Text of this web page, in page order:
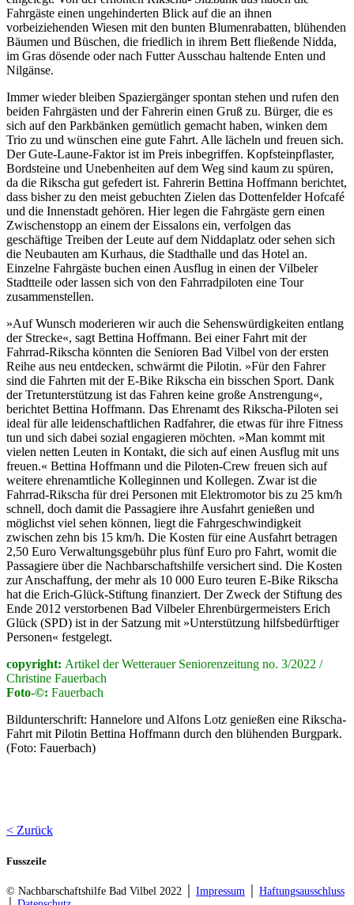
Fahrgäste einen ungehinderten Blick auf die an ihnen
vorbeiziehenden Wiesen mit den bunten Blumenrabatten, blühenden
Bäumen und Büschen, die friedlich in ihrem Bett fließende Nidda,
im Gras dösende oder nach Futter Ausschau haltende Enten und
Nilgänse.
Immer wieder bleiben Spaziergänger spontan stehen und rufen den
beiden Fahrgästen und der Fahrerin einen Gruß zu. Bürger, die es
sich auf den Parkbänken gemütlich gemacht haben, winken dem
Trio zu und wünschen eine gute Fahrt. Alle lächeln und freuen sich.
Der Gute-Laune-Faktor ist im Preis inbegriffen. Kopfsteinpflaster,
Bordsteine und Unebenheiten auf dem Weg sind kaum zu spüren,
da die Rikscha gut gefedert ist. Fahrerin Bettina Hoffmann berichtet,
dass bisher zu den meist gebuchten Zielen das Dottenfelder Hofcafé
und die Innenstadt gehören. Hier legen die Fahrgäste gern einen
Zwischenstopp an einem der Eissalons ein, verfolgen das
geschäftige Treiben der Leute auf dem Niddaplatz oder sehen sich
die Neubauten am Kurhaus, die Stadthalle und das Hotel an.
Einzelne Fahrgäste buchen einen Ausflug in einen der Vilbeler
Stadtteile oder lassen sich von den Fahrradpiloten eine Tour
zusammenstellen.
»Auf Wunsch moderieren wir auch die Sehenswürdigkeiten entlang
der Strecke«, sagt Bettina Hoffmann. Bei einer Fahrt mit der
Fahrrad-Rikscha könnten die Senioren Bad Vilbel von der ersten
Reihe aus neu entdecken, schwärmt die Pilotin. »Für den Fahrer
sind die Fahrten mit der E-Bike Rikscha ein bisschen Sport. Dank
der Tretunterstützung ist das Fahren keine große Anstrengung«,
berichtet Bettina Hoffmann. Das Ehrenamt des Rikscha-Piloten sei
ideal für alle leidenschaftlichen Radfahrer, die etwas für ihre Fitness
tun und sich dabei sozial engagieren möchten. »Man kommt mit
vielen netten Leuten in Kontakt, die sich auf einen Ausflug mit uns
freuen.« Bettina Hoffmann und die Piloten-Crew freuen sich auf
weitere ehrenamtliche Kolleginnen und Kollegen. Zwar ist die
Fahrrad-Rikscha für drei Personen mit Elektromotor bis zu 25 km/h
schnell, doch damit die Passagiere ihre Ausfahrt genießen und
möglichst viel sehen können, liegt die Fahrgeschwindigkeit
zwischen zehn bis 15 km/h. Die Kosten für eine Ausfahrt betragen
2,50 Euro Verwaltungsgebühr plus fünf Euro pro Fahrt, womit die
Passagiere über die Nachbarschaftshilfe versichert sind. Die Kosten
zur Anschaffung, der mehr als 10 000 Euro teuren E-Bike Rikscha
hat die Erich-Glück-Stiftung finanziert. Der Zweck der Stiftung des
Ende 2012 verstorbenen Bad Vilbeler Ehrenbürgermeisters Erich
Glück (SPD) ist in der Satzung mit »Unterstützung hilfsbedürftiger
Personen« festgelegt.
copyright: Artikel der Wetterauer Seniorenzeitung no. 3/2022 /
Christine Fauerbach
Foto-©: Fauerbach
Bildunterschrift: Hannelore und Alfons Lotz genießen eine Rikscha-
Fahrt mit Pilotin Bettina Hoffmann durch den blühenden Burgpark.
(Foto: Fauerbach)
< Zurück
Fusszeile
© Nachbarschaftshilfe Bad Vilbel 2022 │ Impressum
Haftungsausschluss